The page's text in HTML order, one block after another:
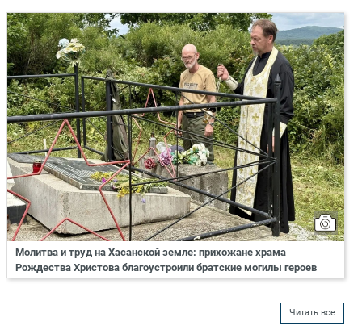
Молитва и труд на Хасанской земле: прихожане храма
Рождества Христова благоустроили братские могилы героев
Читать все